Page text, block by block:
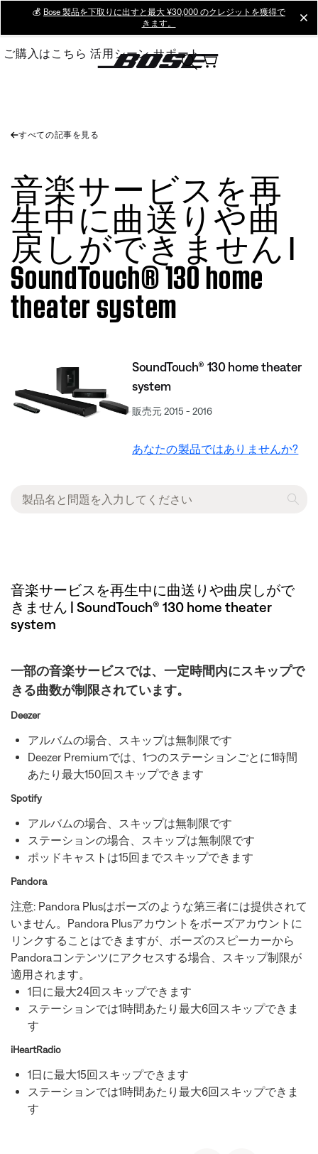
Main
💰 Bose 製品を下取りに出すと最大 ¥30,000 のクレジットを獲得で
きます。
ご購入はこちら 活用シーン サポート
すべての記事を見る
音楽サービスを再
生中に曲送りや曲
戻しができません |
SoundTouch® 130 home
theater system
SoundTouch® 130 home theater
system
販売元 2015 - 2016
あなたの製品ではありませんか?
音楽サービスを再生中に曲送りや曲戻しがで
きません | SoundTouch® 130 home theater
system
一部の音楽サービスでは、一定時間内にスキップで
きる曲数が制限されています。
Deezer
アルバムの場合、スキップは無制限です
Deezer Premiumでは、1つのステーションごとに1時間
あたり最大150回スキップできます
Spotify
アルバムの場合、スキップは無制限です
ステーションの場合、スキップは無制限です
ポッドキャストは15回までスキップできます
Pandora
注意: Pandora Plusはボーズのような第三者には提供されて
いません。Pandora Plusアカウントをボーズアカウントに
リンクすることはできますが、ボーズのスピーカーから
Pandoraコンテンツにアクセスする場合、スキップ制限が
適用されます。
1日に最大24回スキップできます
ステーションでは1時間あたり最大6回スキップできま
す
iHeartRadio
1日に最大15回スキップできます
ステーションでは1時間あたり最大6回スキップできま
す